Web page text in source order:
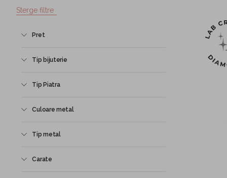
Sterge filtre
Pret
Tip bijuterie
Tip Piatra
Culoare metal
Tip metal
Carate